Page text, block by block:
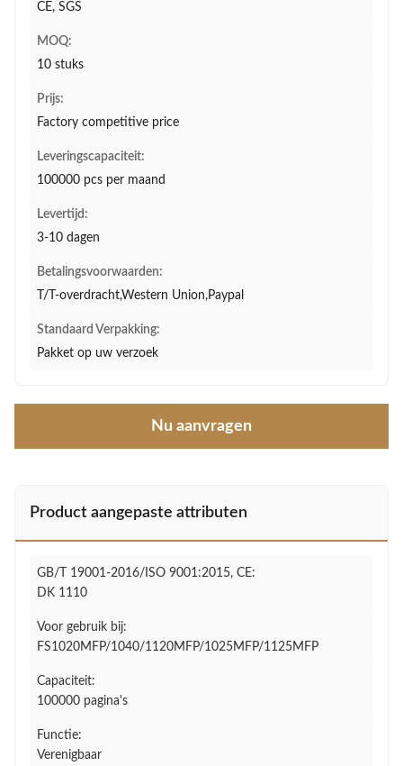
CE, SGS
MOQ:
10 stuks
Prijs:
Factory competitive price
Leveringscapaciteit:
100000 pcs per maand
Levertijd:
3-10 dagen
Betalingsvoorwaarden:
T/T-overdracht,Western Union,Paypal
Standaard Verpakking:
Pakket op uw verzoek
Nu aanvragen
Product aangepaste attributen
GB/T 19001-2016/ISO 9001:2015, CE:
DK 1110
Voor gebruik bij:
FS1020MFP/1040/1120MFP/1025MFP/1125MFP
Capaciteit:
100000 pagina's
Functie:
Verenigbaar